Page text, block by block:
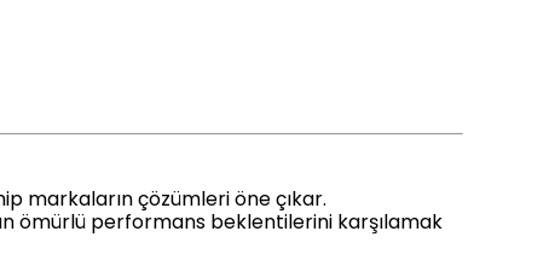
markaların çözümleri öne çıkar.
ömürlü performans beklentilerini karşılamak